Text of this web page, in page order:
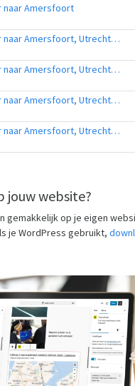
Amersfoort
Politiehelikopter naar Amersfoort, Utrechtseweg
Politiehelikopter naar Amersfoort, Utrechtseweg
Politiehelikopter naar Amersfoort, Utrechtseweg
Politiehelikopter naar Amersfoort, Utrechtseweg
jouw website?
gemakkelijk op je eigen
je WordPress gebruikt,